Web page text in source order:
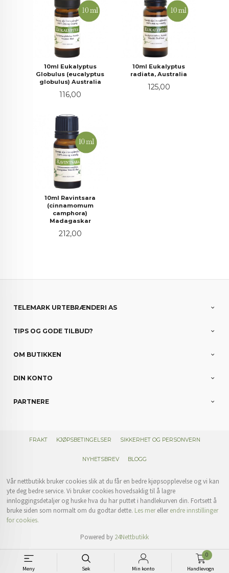
Meny Søk Min konto Handlevogn
0
10ml Eukalyptus
Globulus (eucalyptus
globulus) Australia
Pris
116,00
10ml Eukalyptus
radiata, Australia
Pris
125,00
10ml Ravintsara
(cinnamomum
camphora)
Madagaskar
Pris
212,00
TELEMARK URTEBRÆNDERI AS
TIPS OG GODE TILBUD?
OM BUTIKKEN
DIN KONTO
PARTNERE
FRAKT KJØPSBETINGELSER SIKKERHET OG PERSONVERN
NYHETSBREV BLOGG
Vår nettbutikk bruker cookies slik at du får en bedre kjøpsopplevelse og vi kan
yte deg bedre service. Vi bruker cookies hovedsaklig til å lagre
innloggingsdetaljer og huske hva du har puttet i handlekurven din. Fortsett å
bruke siden som normalt om du godtar dette. Les merellerendre innstillinger
for cookies.
Powered by 24Nettbutikk